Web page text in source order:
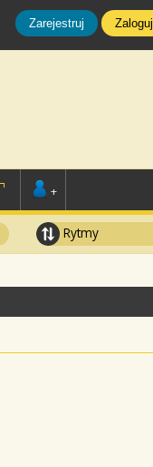
Zarejestruj Zaloguj
+
Rytmy